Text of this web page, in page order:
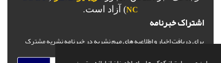
NC) آزاد است.
اشتراک خبرنامه
برای دریافت اخبار و اطلاعیه های مهم نشریه در خبرنامه نشریه مشترک